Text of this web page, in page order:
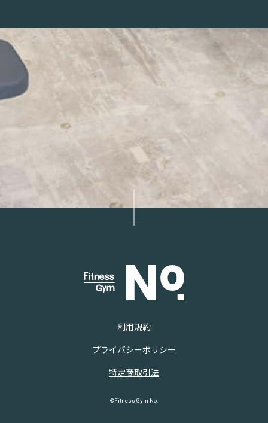
利用規約
プライバシーポリシー
特定商取引法
©Fitness Gym No.